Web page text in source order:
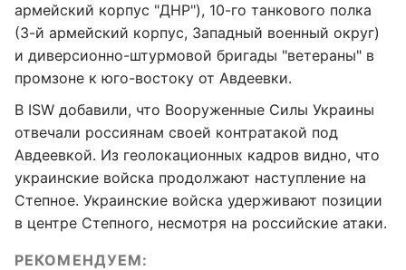
армейский корпус "ДНР"), 10-го танкового полка
(3-й армейский корпус, Западный военный округ)
и диверсионно-штурмовой бригады "ветераны" в
промзоне к юго-востоку от Авдеевки.
В ISW добавили, что Вооруженные Силы Украины
отвечали россиянам своей контратакой под
Авдеевкой. Из геолокационных кадров видно, что
украинские войска продолжают наступление на
Степное. Украинские войска удерживают позиции
в центре Степного, несмотря на российские атаки.
РЕКОМЕНДУЕМ: